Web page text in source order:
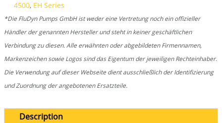
4500, EH Series
*Die FluDyn Pumps GmbH ist weder eine Vertretung noch ein offizieller
Händler der genannten Hersteller und steht in keiner geschäftlichen
Verbindung zu diesen. Alle erwähnten oder abgebildeten Firmennamen,
Markenzeichen sowie Logos sind das Eigentum der jeweiligen Rechteinhaber.
Die Verwendung auf dieser Webseite dient ausschließlich der Identifizierung
und Zuordnung der angebotenen Ersatzteile.
Description